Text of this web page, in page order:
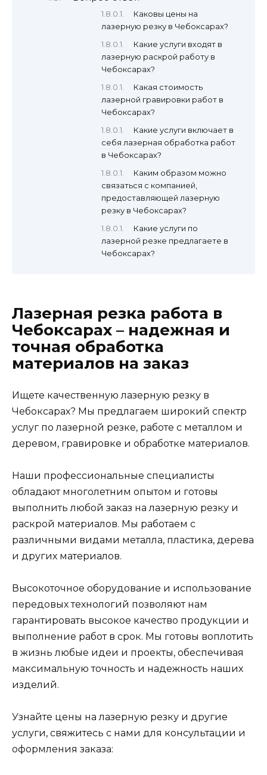
Каковы цены на
лазерную резку в Чебоксарах?
Какие услуги входят в
лазерную раскрой работу в
Чебоксарах?
Какая стоимость
лазерной гравировки работ в
Чебоксарах?
Какие услуги включает в
себя лазерная обработка работ
в Чебоксарах?
Каким образом можно
связаться с компанией,
предоставляющей лазерную
резку в Чебоксарах?
Какие услуги по
лазерной резке предлагаете в
Чебоксарах?
Лазерная резка работа в
Чебоксарах – надежная и
точная обработка
материалов на заказ
Ищете качественную лазерную резку в
Чебоксарах? Мы предлагаем широкий спектр
услуг по лазерной резке, работе с металлом и
деревом, гравировке и обработке материалов.
Наши профессиональные специалисты
обладают многолетним опытом и готовы
выполнить любой заказ на лазерную резку и
раскрой материалов. Мы работаем с
различными видами металла, пластика, дерева
и других материалов.
Высокоточное оборудование и использование
передовых технологий позволяют нам
гарантировать высокое качество продукции и
выполнение работ в срок. Мы готовы воплотить
в жизнь любые идеи и проекты, обеспечивая
максимальную точность и надежность наших
изделий.
Узнайте цены на лазерную резку и другие
услуги, свяжитесь с нами для консультации и
оформления заказа: